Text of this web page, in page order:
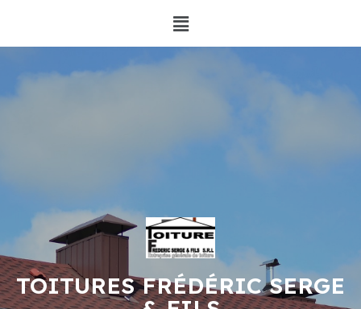
TOITURES FRÉDÉRIC SERGE